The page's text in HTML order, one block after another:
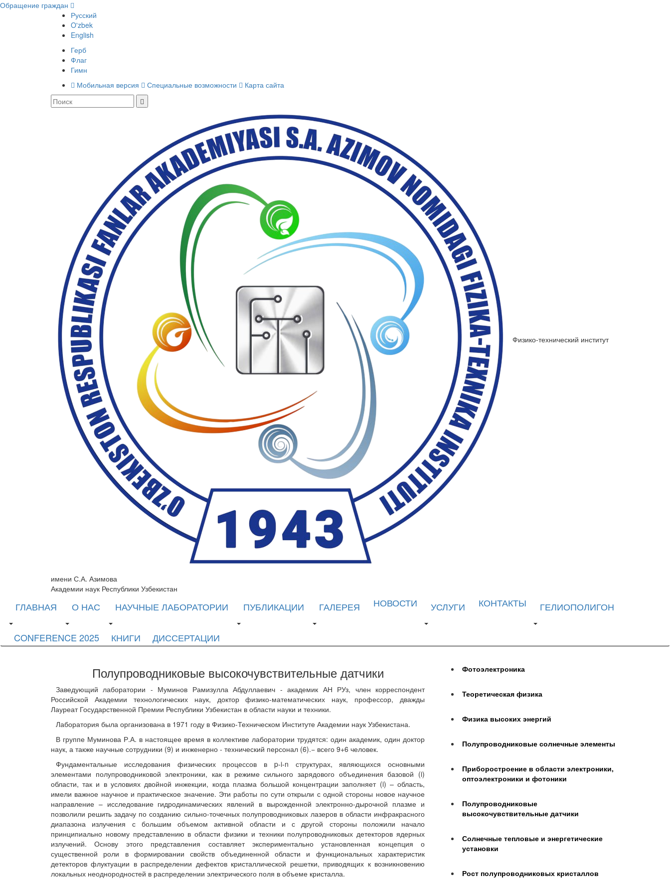
Обращение граждан
Русский
O'zbek
English
Герб
Флаг
Гимн
Мобильная версия
Специальные возможности Карта сайта
Физико-технический институт
имени С.А. Азимова
Академии наук Республики Узбекистан
ГЛАВНАЯ О НАС НАУЧНЫЕ ЛАБОРАТОРИИ ПУБЛИКАЦИИ ГАЛЕРЕЯ НОВОСТИ УСЛУГИ КОНТАКТЫ ГЕЛИОПОЛИГОН
CONFERENCE 2025 КНИГИ ДИССЕРТАЦИИ
Полупроводниковые высокочувствительные датчики
Заведующий лаборатории - Муминов Рамизулла Абдуллаевич - академик АН РУз, член корреспондент
Российской Академии технологических наук, доктор физико-математических наук, профессор, дважды
Лауреат Государственной Премии Республики Узбекистан в области науки и техники.
Лаборатория была организована в 1971 году в Физико-Техническом Институте Академии наук Узбекистана.
В группе Муминова Р.А. в настоящее время в коллективе лаборатории трудятся: один академик, один доктор
наук, а также научные сотрудники (9) и инженерно - технический персонал (6).− всего 9+6 человек.
Фундаментальные исследования физических процессов в p-i-n структурах, являющихся основными
элементами полупроводниковой электроники, как в режиме сильного зарядового объединения базовой (i)
области, так и в условиях двойной инжекции, когда плазма большой концентрации заполняет (i) – область,
имели важное научное и практическое значение. Эти работы по сути открыли с одной стороны новое научное
направление – исследование гидродинамических явлений в вырожденной электронно-дырочной плазме и
позволили решить задачу по созданию сильно-точечных полупроводниковых лазеров в области инфракрасного
диапазона излучения с большим объемом активной области и с другой стороны положили начало
принципиально новому представлению в области физики и техники полупроводниковых детекторов ядерных
излучений. Основу этого представления составляет экспериментально установленная концепция о
существенной роли в формировании свойств объединенной области и функциональных характеристик
детекторов флуктуации в распределении дефектов кристаллической решетки, приводящих к возникновению
локальных неоднородностей в распределении электрического поля в объеме кристалла.
Фотоэлектроника
Теоретическая физика
Физика высоких энергий
Полупроводниковые солнечные элементы
Приборостроение в области электроники,
оптоэлектроники и фотоники
Полупроводниковые
высокочувствительные датчики
Солнечные тепловые и энергетические
установки
Рост полупроводниковых кристаллов